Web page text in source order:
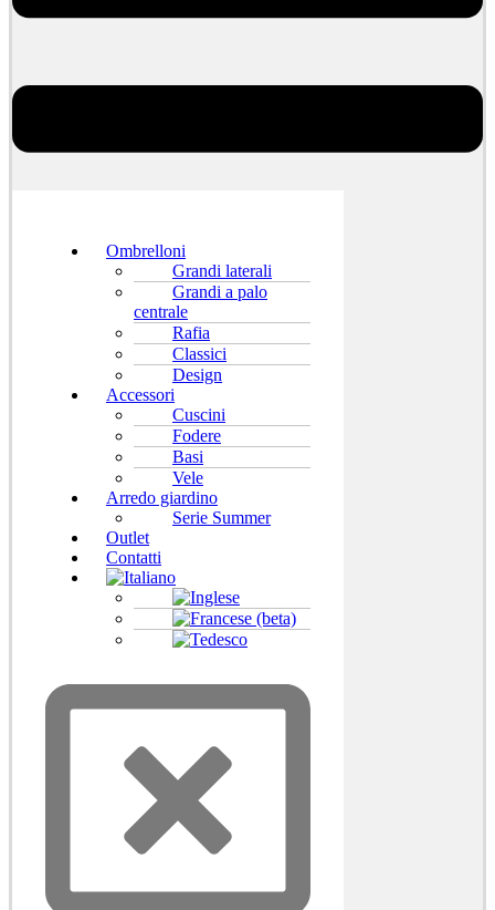
Ombrelloni
Grandi laterali
Grandi a palo
centrale
Rafia
Classici
Design
Accessori
Cuscini
Fodere
Basi
Vele
Arredo giardino
Serie Summer
Outlet
Contatti